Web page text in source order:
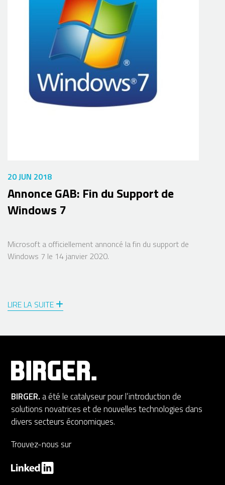
20 JUN 2018
Annonce GAB: Fin du Support de
Windows 7
Microsoft a officiellement annoncé la fin du support de
Windows 7 le 14 janvier 2020.
LIRE LA SUITE
BIRGER. a été le catalyseur pour l’introduction de
solutions novatrices et de nouvelles technologies dans
divers secteurs économiques.
Trouvez-nous sur